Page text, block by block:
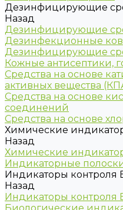
Дезинфицирующие
Назад
Дезинфицирующие
Дезинфекционные
Дезинфицирующие
Кожные антисептики,
Средства на основе
активных вещества
Средства на основе
соединений
Средства на основе
Химические
Назад
Химические
Индикаторные
Индикаторы контроля
Назад
Индикаторы контроля